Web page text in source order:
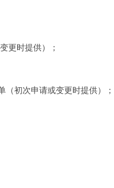
更时提供）；
初次申请或变更时提供）；